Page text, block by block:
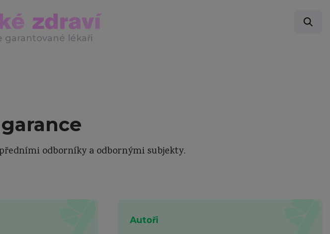
garantované lékaři
odborníky a odbornými subjekty.
Autoři